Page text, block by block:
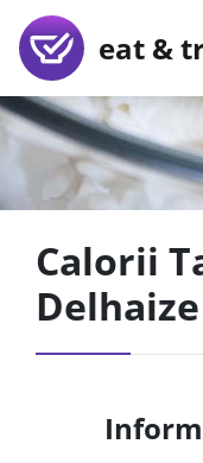
eat &
Calorii
Delhaize